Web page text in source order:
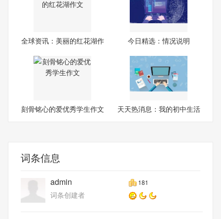
全球资讯：美丽的红花湖作
今日精选：情况说明
刻骨铭心的爱优秀学生作文
天天热消息：我的初中生活
词条信息
admin 181
词条创建者